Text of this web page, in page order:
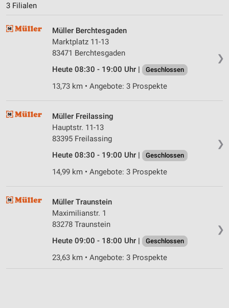
3 Filialen
❯
Müller Berchtesgaden
Marktplatz 11-13
83471 Berchtesgaden
Heute 08:30 - 19:00 Uhr |
Geschlossen
13,73 km • Angebote: 3 Prospekte
❯
Müller Freilassing
Hauptstr. 11-13
83395 Freilassing
Heute 08:30 - 19:00 Uhr |
Geschlossen
14,99 km • Angebote: 3 Prospekte
❯
Müller Traunstein
Maximilianstr. 1
83278 Traunstein
Heute 09:00 - 18:00 Uhr |
Geschlossen
23,63 km • Angebote: 3 Prospekte